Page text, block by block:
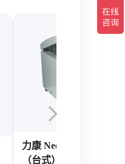
力康 Neofuge 1600 高速
（台式）